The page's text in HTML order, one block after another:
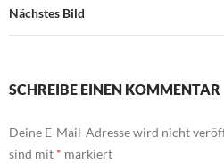
Nächstes Bild
SCHREIBE EINEN KOMMENTAR
Deine E-Mail-Adresse wird nicht
sind mit * markiert